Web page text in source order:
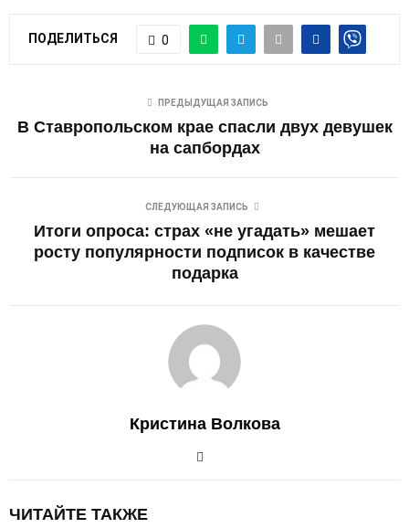
ПОДЕЛИТЬСЯ 0
ПРЕДЫДУЩАЯ ЗАПИСЬ
В Ставропольском крае спасли двух девушек
на сапбордах
СЛЕДУЮЩАЯ ЗАПИСЬ
Итоги опроса: страх «не угадать» мешает
росту популярности подписок в качестве
подарка
Кристина Волкова
ЧИТАЙТЕ ТАКЖЕ